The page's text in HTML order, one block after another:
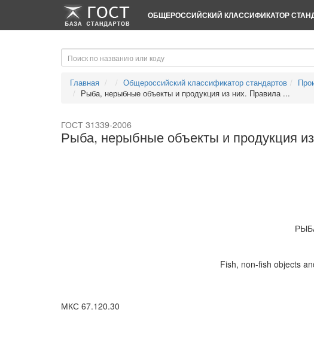
ОБЩЕРОССИЙСКИЙ КЛАССИФИКАТОР
Главная Общероссийский классификатор стандартов
Рыба, нерыбные объекты и продукция из них. Правила ...
ГОСТ 31339-2006
Рыба, нерыбные объекты и продукция
Fish, non-fish objects
МКС 67.120.30